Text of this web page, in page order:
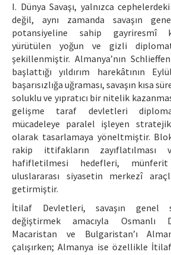
I. Dünya Savaşı, yalnızca
değil, aynı zamanda savaşın
potansiyeline sahip gayriresmî
yürütülen yoğun ve gizli
şekillenmiştir. Almanya’nın
başlattığı yıldırım harekâtının
başarısızlığa uğraması, savaşın kısa
soluklu ve yıpratıcı bir nitelik
gelişme taraf devletleri
mücadeleye paralel işleyen
olarak tasarlamaya yöneltmiştir.
rakip ittifakların zayıflatılması
hafifletilmesi hedefleri, münferit
uluslararası siyasetin merkezî
getirmiştir.
İtilaf Devletleri, savaşın genel
değiştirmek amacıyla Osmanlı
Macaristan ve Bulgaristan’ı
çalışırken; Almanya ise özellikle